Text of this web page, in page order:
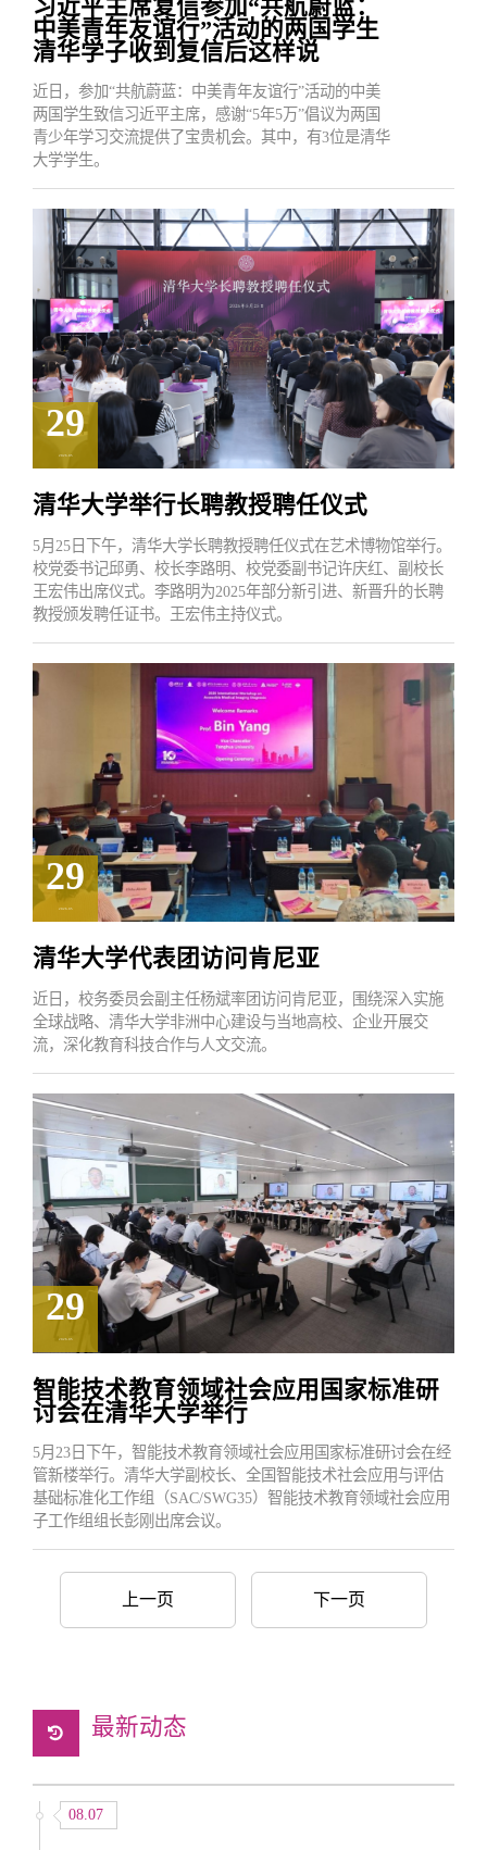
习近平主席复信参加“共航蔚蓝：
中美青年友谊行”活动的两国学生
清华学子收到复信后这样说
近日，参加“共航蔚蓝：中美青年友谊行”活动的中美
两国学生致信习近平主席，感谢“5年5万”倡议为两国
青少年学习交流提供了宝贵机会。其中，有3位是清华
大学学生。
29
2026.05
清华大学举行长聘教授聘任仪式
5月25日下午，清华大学长聘教授聘任仪式在艺术博物馆举行。
校党委书记邱勇、校长李路明、校党委副书记许庆红、副校长
王宏伟出席仪式。李路明为2025年部分新引进、新晋升的长聘
教授颁发聘任证书。王宏伟主持仪式。
29
2026.05
清华大学代表团访问肯尼亚
近日，校务委员会副主任杨斌率团访问肯尼亚，围绕深入实施
全球战略、清华大学非洲中心建设与当地高校、企业开展交
流，深化教育科技合作与人文交流。
29
2026.05
智能技术教育领域社会应用国家标准研
讨会在清华大学举行
5月23日下午，智能技术教育领域社会应用国家标准研讨会在经
管新楼举行。清华大学副校长、全国智能技术社会应用与评估
基础标准化工作组（SAC/SWG35）智能技术教育领域社会应用
子工作组组长彭刚出席会议。
上一页 下一页
最新动态
08.07